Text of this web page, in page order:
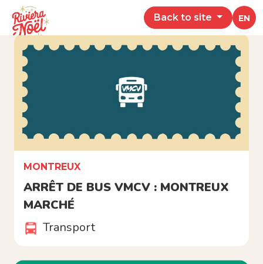
Back to site EN
MONTREUX
ARRÊT DE BUS VMCV : MONTREUX
MARCHÉ
Transport